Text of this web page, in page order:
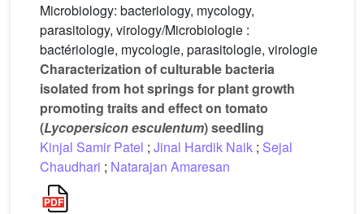
Microbiology: bacteriology, mycology,
parasitology, virology/Microbiologie :
bactériologie, mycologie, parasitologie, virologie
Characterization of culturable bacteria
isolated from hot springs for plant growth
promoting traits and effect on tomato
(Lycopersicon esculentum) seedling
Kinjal Samir Patel ; Jinal Hardik Naik ; Sejal
Chaudhari ; Natarajan Amaresan